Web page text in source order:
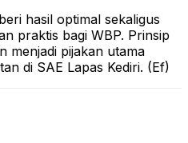
hasil optimal sekaligus
praktis bagi WBP. Prinsip
menjadi pijakan utama
di SAE Lapas Kediri. (Ef)